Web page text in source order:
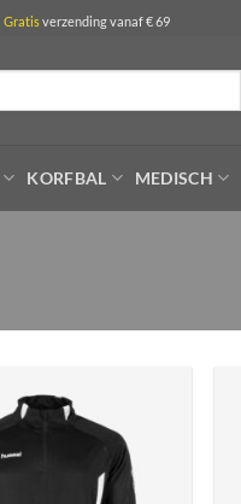
Gratis verzending vanaf € 69
KORFBAL MEDISCH